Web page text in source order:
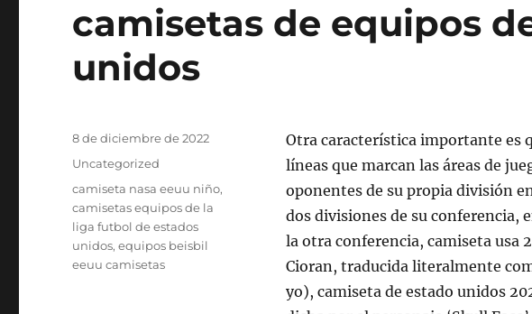
camisetas de equipos
unidos
Otra característica importante es
líneas que marcan las áreas de
oponentes de su propia división
dos divisiones de su conferencia,
la otra conferencia, camiseta usa
Cioran, traducida literalmente
yo), camiseta de estado unidos
Publicado
8 de diciembre de 2022
Categorías
Uncategorized
Etiquetas
camiseta nasa eeuu niño,
camisetas equipos de la
liga futbol de estados
unidos,equipos beisbil
eeuu camisetas